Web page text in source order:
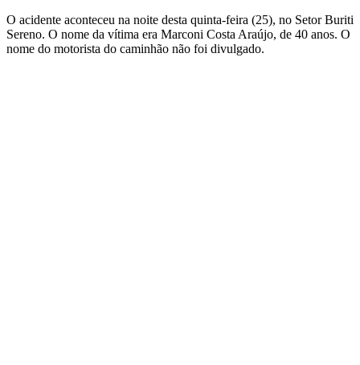
O acidente aconteceu na noite desta quinta-feira (25), no Setor Buriti
Sereno. O nome da vítima era Marconi Costa Araújo, de 40 anos. O
nome do motorista do caminhão não foi divulgado.